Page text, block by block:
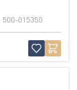
500-015350